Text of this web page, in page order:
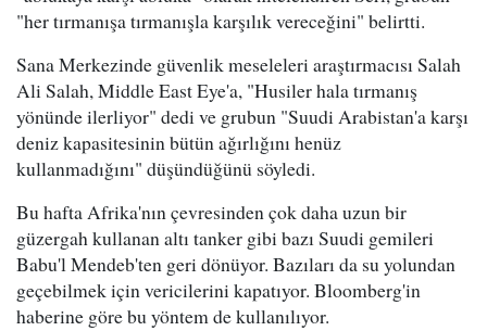
"her tırmanışa tırmanışla karşılık vereceğini" belirtti.
Sana Merkezinde güvenlik meseleleri araştırmacısı Salah
Ali Salah, Middle East Eye'a, "Husiler hala tırmanış
yönünde ilerliyor" dedi ve grubun "Suudi Arabistan'a karşı
deniz kapasitesinin bütün ağırlığını henüz
kullanmadığını" düşündüğünü söyledi.
Bu hafta Afrika'nın çevresinden çok daha uzun bir
güzergah kullanan altı tanker gibi bazı Suudi gemileri
Babu'l Mendeb'ten geri dönüyor. Bazıları da su yolundan
geçebilmek için vericilerini kapatıyor. Bloomberg'in
haberine göre bu yöntem de kullanılıyor.